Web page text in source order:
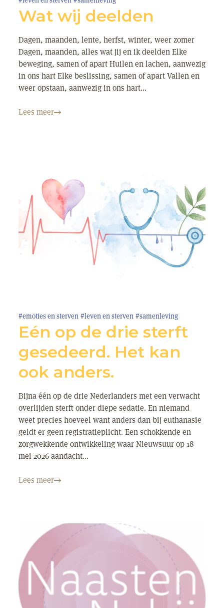
Wat wij deelden
Dagen, maanden, lente, herfst, winter, weer zomer
Dagen, maanden, alles wat jij en ik deelden Elke
beweging, samen of apart Huilen en lachen, aanwezig
in ons hart Elke beslissing, samen of apart Vallen en
weer opstaan, aanwezig in ons hart...
Lees meer
#emoties en sterven #leven en sterven #samenleving
Eén op de drie sterft
gesedeerd. Het kan
ook anders.
Bijna één op de drie Nederlanders met een verwacht
overlijden sterft onder diepe sedatie. En niemand
weet precies hoeveel want anders dan bij euthanasie
geldt er geen registratieplicht. Een schokkende en
zorgwekkende ontwikkeling waar Nieuwsuur op 18
mei 2026 aandacht...
Lees meer